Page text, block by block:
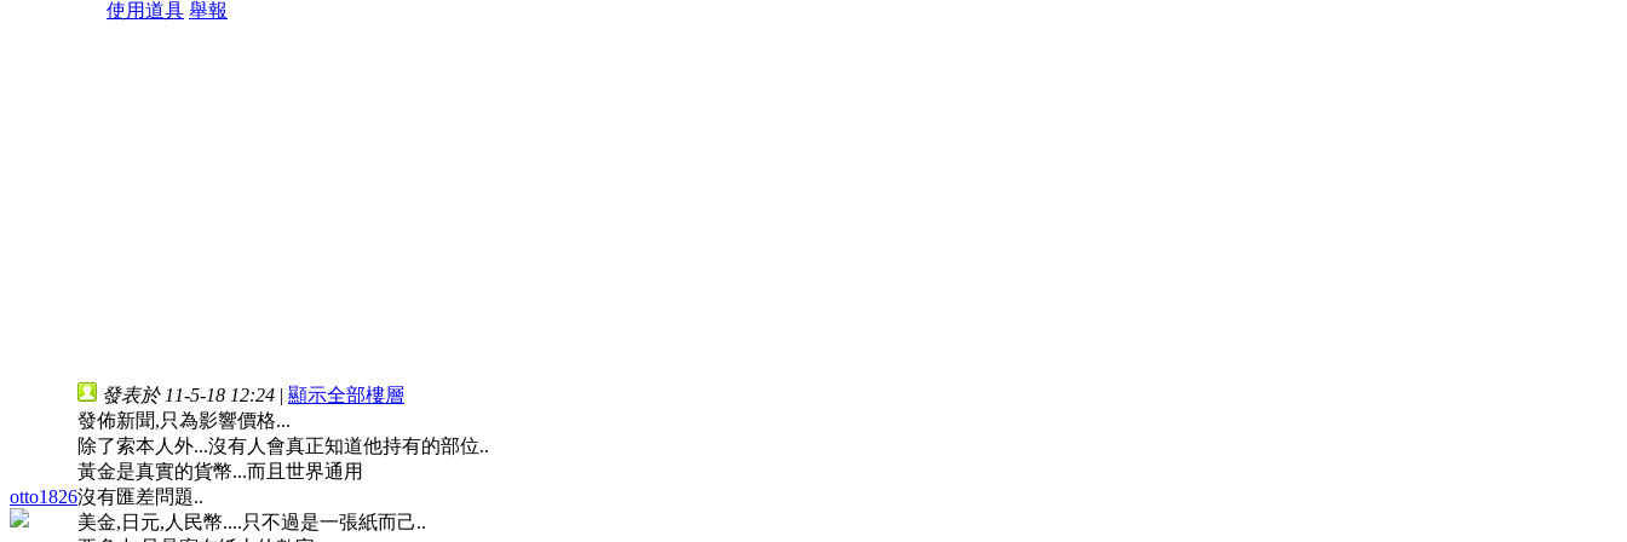
使用道具 舉報
otto1826
發表於 11-5-18 12:24 | 顯示全部樓層
發佈新聞,只為影響價格...
除了索本人外...沒有人會真正知道他持有的部位..
黃金是真實的貨幣...而且世界通用
沒有匯差問題..
美金,日元,人民幣....只不過是一張紙而己..